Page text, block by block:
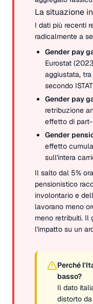
La situazione
I dati più recenti
radicalmente a
Gender pay
Eurostat
aggiustata,
secondo
Gender pay
retribuzione
effetto di
Gender
effetto
sull'intera
Il salto dal 5%
pensionistico
involontario e
lavorano meno
meno retribuiti. Il
l'impatto su un
Perché
basso?
Il dato
distorto